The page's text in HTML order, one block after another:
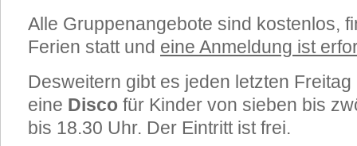
Alle Gruppenangebote sind kostenlos,
Ferien statt und eine Anmeldung ist
Desweitern gibt es jeden letzten Freitag
eine Disco für Kinder von sieben bis
bis 18.30 Uhr. Der Eintritt ist frei.